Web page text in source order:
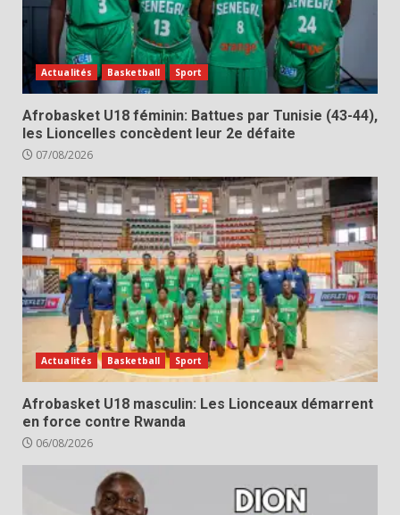
Actualités Basketball Sport
Afrobasket U18 féminin: Battues par Tunisie (43-44),
les Lioncelles concèdent leur 2e défaite
07/08/2026
Actualités Basketball Sport
Afrobasket U18 masculin: Les Lionceaux démarrent
en force contre Rwanda
06/08/2026